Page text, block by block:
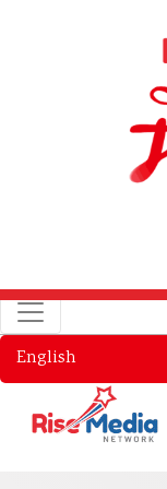
English